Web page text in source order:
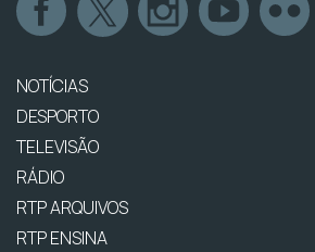
NOTÍCIAS
DESPORTO
TELEVISÃO
RÁDIO
RTP ARQUIVOS
RTP ENSINA